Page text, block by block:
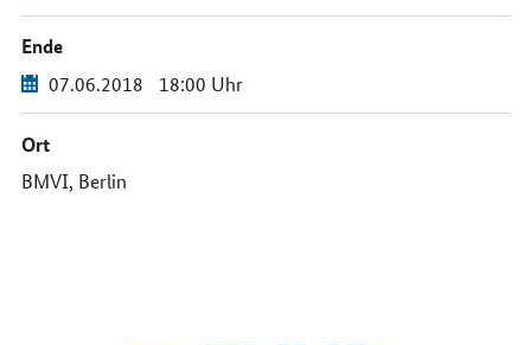
Ende
07.06.2018 18:00 Uhr
Ort
BMVI, Berlin